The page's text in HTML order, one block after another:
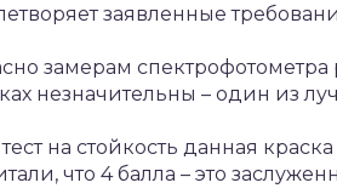
заявленные
замерам
незначительны – один из
на стойкость данная
что 4 балла – это